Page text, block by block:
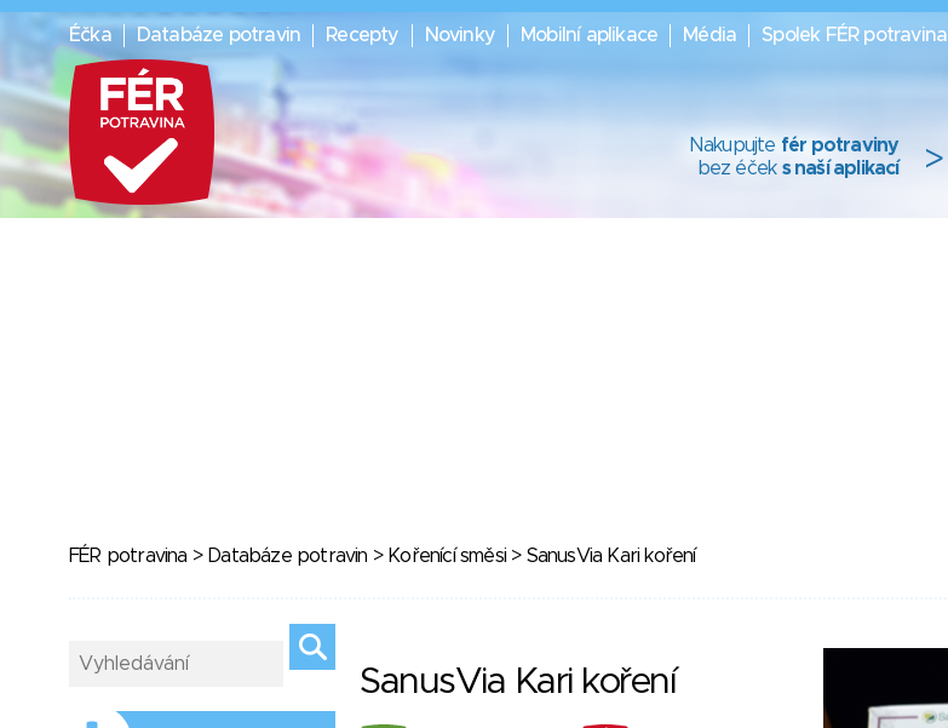
Éčka Databáze potravin Recepty Novinky Mobilní aplikace Média Spolek FÉR potravina
Nakupujte fér potraviny
bez éček s naší aplikací >
FÉR potravina > Databáze potravin > Kořenící směsi > SanusVia Kari koření
SanusVia Kari koření